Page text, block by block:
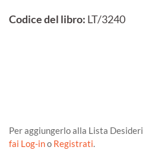
Codice del libro: LT/3240
Per aggiungerlo alla Lista Desideri
fai Log-ino Registrati.